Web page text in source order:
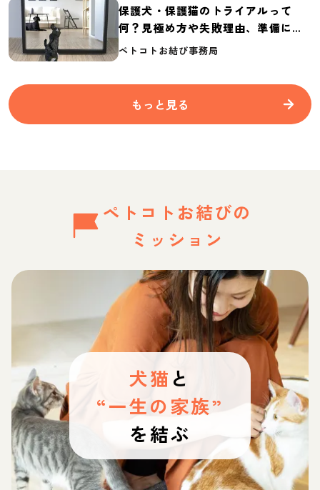
保護犬・保護猫のトライアルって
何？見極め方や失敗理由、準備に必
要なものを紹介
ペトコトお結び事務局
もっと見る
ペトコトお結びの
ミッション
犬猫 と
“一生の家族”
を結ぶ